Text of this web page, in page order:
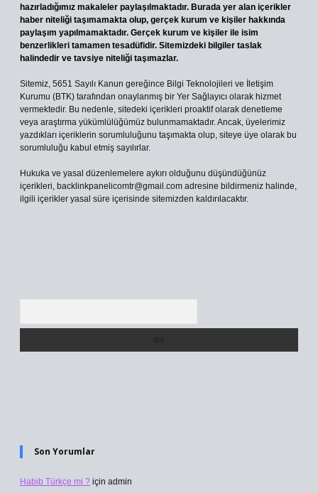
hazırladığımız makaleler paylaşılmaktadır. Burada yer alan içerikler
haber niteliği taşımamakta olup, gerçek kurum ve kişiler hakkında
paylaşım yapılmamaktadır. Gerçek kurum ve kişiler ile isim
benzerlikleri tamamen tesadüfidir. Sitemizdeki bilgiler taslak
halindedir ve tavsiye niteliği taşımazlar.
Sitemiz, 5651 Sayılı Kanun gereğince Bilgi Teknolojileri ve İletişim
Kurumu (BTK) tarafından onaylanmış bir Yer Sağlayıcı olarak hizmet
vermektedir. Bu nedenle, sitedeki içerikleri proaktif olarak denetleme
veya araştırma yükümlülüğümüz bulunmamaktadır. Ancak, üyelerimiz
yazdıkları içeriklerin sorumluluğunu taşımakta olup, siteye üye olarak bu
sorumluluğu kabul etmiş sayılırlar.
Hukuka ve yasal düzenlemelere aykırı olduğunu düşündüğünüz
içerikleri, backlinkpanelicomtr@gmail.com adresine bildirmeniz halinde,
ilgili içerikler yasal süre içerisinde sitemizden kaldırılacaktır.
Son Yorumlar
Habib Türkçe mi ? için admin